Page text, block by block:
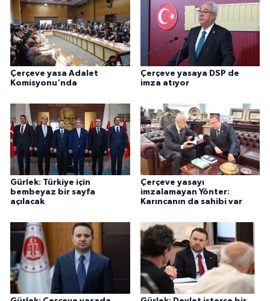
Çerçeve yasa Adalet
Komisyonu'nda
Çerçeve yasaya DSP de
imza atıyor
Gürlek: Türkiye için
bembeyaz bir sayfa
açılacak
Çerçeve yasayı
imzalamayan Yönter:
Karıncanın da sahibi var